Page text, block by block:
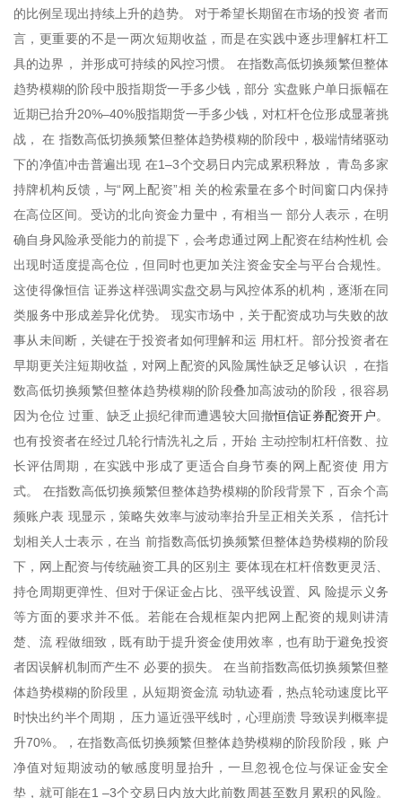
的比例呈现出持续上升的趋势。 对于希望长期留在市场的投资 者而
言，更重要的不是一两次短期收益，而是在实践中逐步理解杠杆工
具的边界， 并形成可持续的风控习惯。 在指数高低切换频繁但整体
趋势模糊的阶段中股指期货一手多少钱，部分 实盘账户单日振幅在
近期已抬升20%–40%股指期货一手多少钱，对杠杆仓位形成显著挑
战， 在 指数高低切换频繁但整体趋势模糊的阶段中，极端情绪驱动
下的净值冲击普遍出现 在1–3个交易日内完成累积释放， 青岛多家
持牌机构反馈，与“网上配资”相 关的检索量在多个时间窗口内保持
在高位区间。受访的北向资金力量中，有相当一 部分人表示，在明
确自身风险承受能力的前提下，会考虑通过网上配资在结构性机 会
出现时适度提高仓位，但同时也更加关注资金安全与平台合规性。
这使得像恒信 证券这样强调实盘交易与风控体系的机构，逐渐在同
类服务中形成差异化优势。 现实市场中，关于配资成功与失败的故
事从未间断，关键在于投资者如何理解和运 用杠杆。部分投资者在
早期更关注短期收益，对网上配资的风险属性缺乏足够认识 ，在指
数高低切换频繁但整体趋势模糊的阶段叠加高波动的阶段，很容易
因为仓位 过重、缺乏止损纪律而遭遇较大回撤恒信证券配资开户。
也有投资者在经过几轮行情洗礼之后，开始 主动控制杠杆倍数、拉
长评估周期，在实践中形成了更适合自身节奏的网上配资使 用方
式。 在指数高低切换频繁但整体趋势模糊的阶段背景下，百余个高
频账户表 现显示，策略失效率与波动率抬升呈正相关关系， 信托计
划相关人士表示，在当 前指数高低切换频繁但整体趋势模糊的阶段
下，网上配资与传统融资工具的区别主 要体现在杠杆倍数更灵活、
持仓周期更弹性、但对于保证金占比、强平线设置、风 险提示义务
等方面的要求并不低。若能在合规框架内把网上配资的规则讲清
楚、流 程做细致，既有助于提升资金使用效率，也有助于避免投资
者因误解机制而产生不 必要的损失。 在当前指数高低切换频繁但整
体趋势模糊的阶段里，从短期资金流 动轨迹看，热点轮动速度比平
时快出约半个周期， 压力逼近强平线时，心理崩溃 导致误判概率提
升70%。，在指数高低切换频繁但整体趋势模糊的阶段阶段，账 户
净值对短期波动的敏感度明显抬升，一旦忽视仓位与保证金安全
垫，就可能在1 –3个交易日内放大此前数周甚至数月累积的风险。